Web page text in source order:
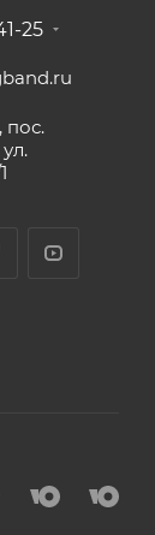
25
пос.